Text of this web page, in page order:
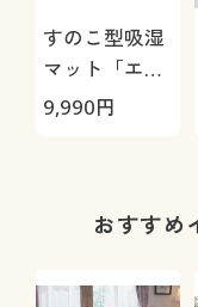
すのこ型吸湿
マット「エア
ージョブ®」
9,990円
おすすめ